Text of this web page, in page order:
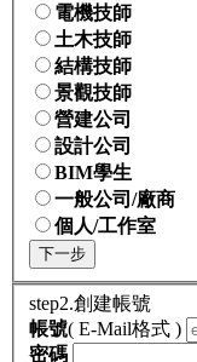
電機技師
土木技師
結構技師
景觀技師
營建公司
設計公司
BIM學生
一般公司/廠商
個人/工作室
下一步
step2.創建帳號
帳號( E-Mail格式 )
密碼